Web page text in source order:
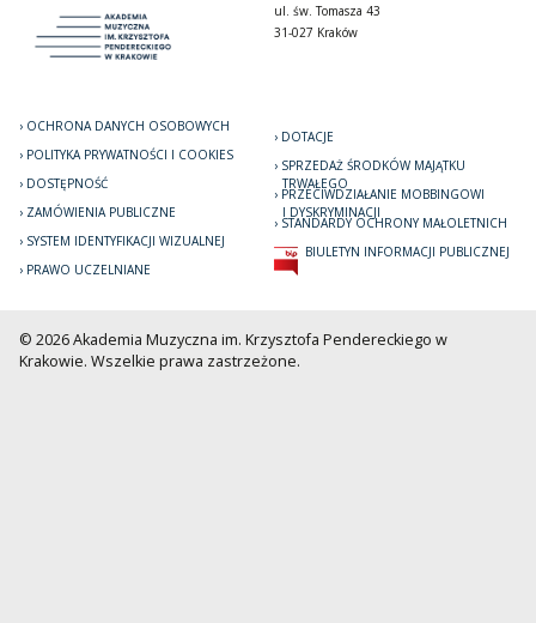
ul. św. Tomasza 43
31-027 Kraków
OCHRONA DANYCH OSOBOWYCH
POLITYKA PRYWATNOŚCI I COOKIES
DOSTĘPNOŚĆ
ZAMÓWIENIA PUBLICZNE
SYSTEM IDENTYFIKACJI WIZUALNEJ
PRAWO UCZELNIANE
DOTACJE
SPRZEDAŻ ŚRODKÓW MAJĄTKU
TRWAŁEGO
PRZECIWDZIAŁANIE MOBBINGOWI
I DYSKRYMINACJI
STANDARDY OCHRONY MAŁOLETNICH
BIULETYN INFORMACJI PUBLICZNEJ
© 2026 Akademia Muzyczna im. Krzysztofa Pendereckiego w
Krakowie. Wszelkie prawa zastrzeżone.